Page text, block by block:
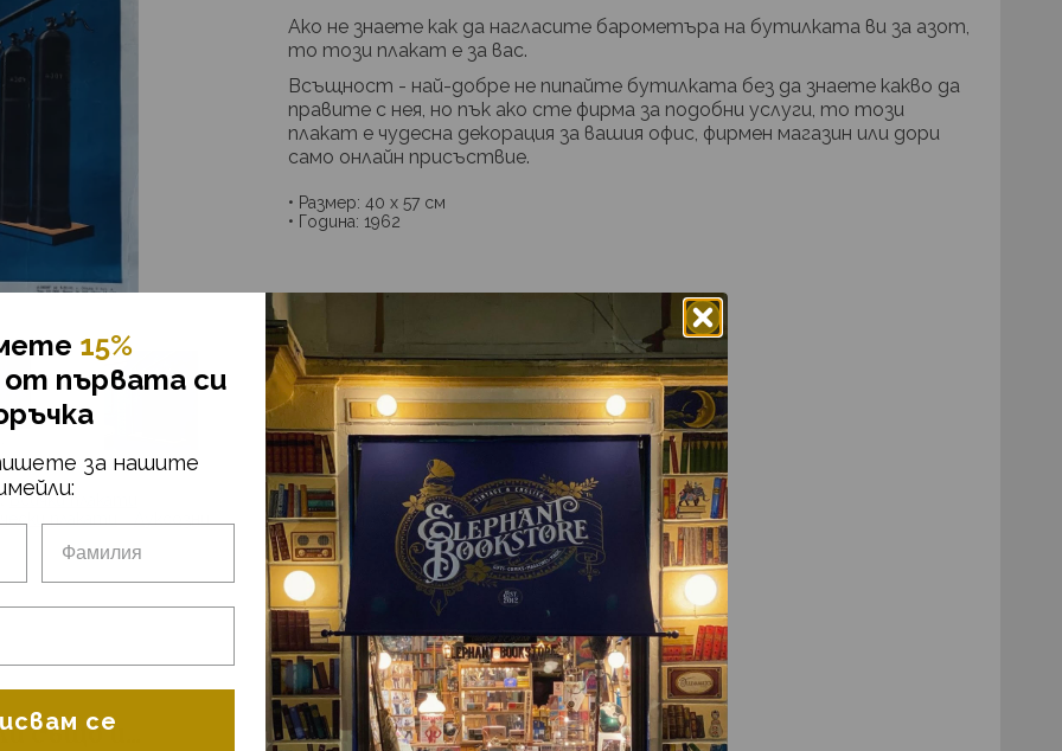
Всички плакати
Ако не знаете как да нагласите барометъра на бутилката ви за азот,
то този плакат е за вас.
Всъщност - най-добре не пипайте бутилката без да знаете какво да
правите с нея, но пък ако сте фирма за подобни услуги, то този
плакат е чудесна декорация за вашия офис, фирмен магазин или дори
само онлайн присъствие.
• Размер: 40 х 57 см
• Година: 1962
също и...
15%
от първата си
за нашите
се